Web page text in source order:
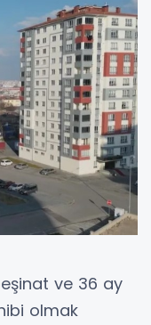
ve 36 ay
olmak